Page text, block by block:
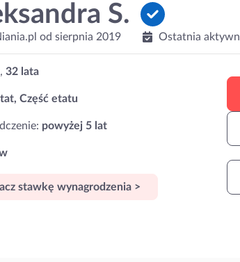
S.
od sierpnia 2019 Ostatnia
32 lata
Część etatu
powyżej 5 lat
stawkę wynagrodzenia >